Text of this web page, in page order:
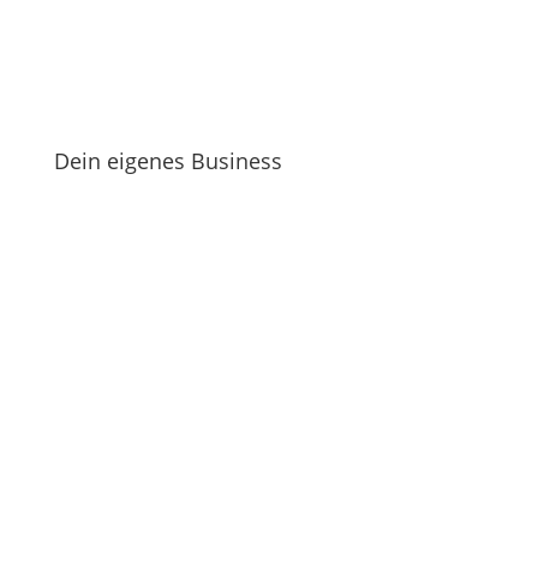
Dein eigenes Business